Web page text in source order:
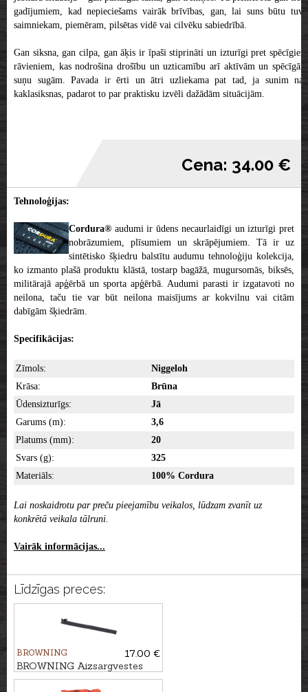
gadījumiem, kad nepieciešams vairāk brīvības, gan, lai suns būtu tuvu
saimniekam, piemēram, pilsētas vidē vai cilvēku sabiedrībā.
Gan siksna, gan cilpa, gan āķis ir īpaši stiprināti un izturīgi pret spēcīgiem
rāvieniem, kas nodrošina drošību un uzticamību arī aktīvām un spēcīgām
suņu sugām. Pavada ir ērti un ātri uzliekama pat tad, ja sunim nav
kaklasiksnas, padarot to par praktisku izvēli dažādām situācijām.
Cena: 34.00 €
Tehnoloģijas:
Cordura® audumi ir ūdens necaurlaidīgi un izturīgi pret
nobrāzumiem, plīsumiem un skrāpējumiem. Tā ir uz
sintētisko šķiedru balstītu audumu tehnoloģiju kolekcija,
ko izmanto plašā produktu klāstā, tostarp bagāžā, mugursomās, biksēs,
militārajā apģērbā un sporta apģērbā. Audumi parasti ir izgatavoti no
neilona, taču tie var būt neilona maisījums ar kokvilnu vai citām
dabīgām šķiedrām.
Specifikācijas:
Zīmols:
Niggeloh
Krāsa:
Brūna
Ūdensizturīgs:
Jā
Garums (m):
3,6
Platums (mm):
20
Svars (g):
325
Materiāls:
100% Cordura
Lai noskaidrotu par preču pieejamību veikalos, lūdzam zvanīt uz
konkrētā veikala tālruni.
Vairāk informācijas...
Līdzīgas preces:
BROWNING
17.00 €
BROWNING Aizsargvestes
papildus rāvējslēdzēja